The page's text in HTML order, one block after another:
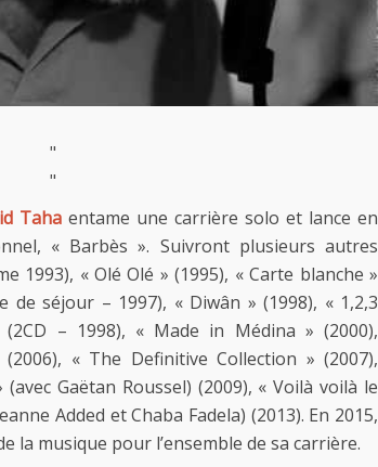
"
"
Taha entame une carrière solo et lance en
« Barbès ». Suivront plusieurs autres
1993), « Olé Olé » (1995), « Carte blanche »
de séjour – 1997), « Diwân » (1998), « 1,2,3
– 1998), « Made in Médina » (2000),
« The Definitive Collection » (2007),
(avec Gaëtan Roussel) (2009), « Voilà voilà le
Added et Chaba Fadela) (2013). En 2015,
la musique pour l’ensemble de sa carrière.